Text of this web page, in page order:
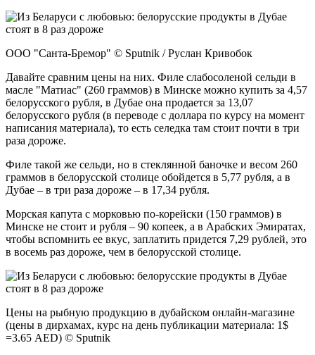
ООО "Санта-Бремор" © Sputnik / Руслан Кривобок
Давайте сравним цены на них. Филе слабосоленой сельди в
масле "Матиас" (260 граммов) в Минске можно купить за 4,57
белорусского рубля, в Дубае она продается за 13,07
белорусского рубля (в переводе с доллара по курсу на момент
написания материала), то есть селедка там стоит почти в три
раза дороже.
Филе такой же сельди, но в стеклянной баночке и весом 260
граммов в белорусской столице обойдется в 5,77 рубля, а в
Дубае – в три раза дороже – в 17,34 рубля.
Морская капута с морковью по-корейски (150 граммов) в
Минске не стоит и рубля – 90 копеек, а в Арабских Эмиратах,
чтобы вспомнить ее вкус, заплатить придется 7,29 рублей, это
в восемь раз дороже, чем в белорусской столице.
Цены на рыбную продукцию в дубайском онлайн-магазине
(цены в дирхамах, курс на день публикации материала: 1$
=3.65 AED) © Sputnik